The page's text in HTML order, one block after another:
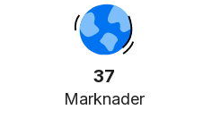
37
Marknader